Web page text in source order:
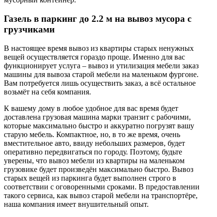
Газель в паркинг до 2.2 м на вывоз мусора с
грузчиками
В настоящее время вывоз из квартиры старых ненужных
вещей осуществляется гораздо проще. Именно для вас
функционирует услуга – вывоз и утилизация мебели заказ
машины для вывоза старой мебели на маленьком фургоне.
Вам потребуется лишь осуществить заказ, а всё остальное
возьмёт на себя компания.
К вашему дому в любое удобное для вас время будет
доставлена грузовая машина марки транзит с рабочими,
которые максимально быстро и аккуратно погрузят вашу
старую мебель. Компактное, но, в то же время, очень
вместительное авто, ввиду небольших размеров, будет
оперативно передвигаться по городу. Поэтому, будьте
уверены, что вывоз мебели из квартиры на маленьком
грузовике будет произведён максимально быстро. Вывоз
старых вещей из паркинга будет выполнен строго в
соответствии с оговоренными сроками. В предоставлении
такого сервиса, как вывоз старой мебели на транспортёре,
наша компания имеет внушительный опыт.